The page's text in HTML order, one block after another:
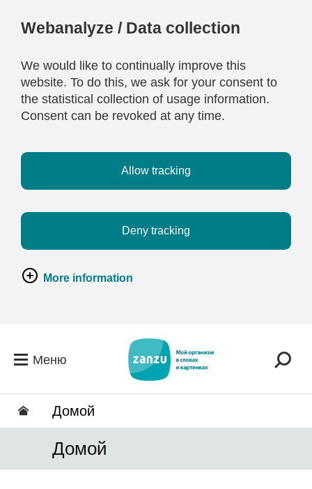
Webanalyze / Data collection
We would like to continually improve this
website. To do this, we ask for your consent to
the statistical collection of usage information.
Consent can be revoked at any time.
Allow tracking
Deny tracking
More information
Меню
Домой
Домой